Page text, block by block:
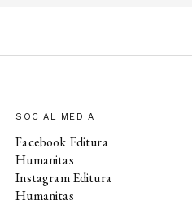
SOCIAL MEDIA
Facebook Editura
Humanitas
Instagram Editura
Humanitas